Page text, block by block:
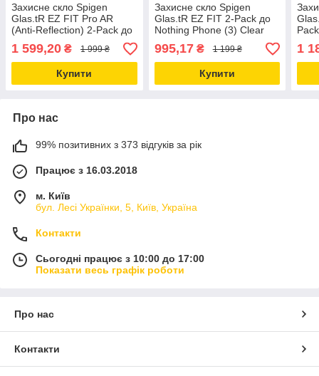
Захисне скло Spigen
Glas.tR EZ FIT Pro AR
(Anti-Reflection) 2-Pack до
Samsung Galaxy S26 Ultra
Matte Clear (AGL11069)
1 599,20 ₴ 1 999 ₴
Купити
Захисне скло Spigen
Glas.tR EZ FIT 2-Pack до
Nothing Phone (3) Clear
(AGL10165)
995,17₴ 1 199 ₴
Купити
S26
1
Про нас
99% позитивних з 373 відгуків за рік
Працює з 16.03.2018
м. Київ
бул. Лесі Українки, 5, Київ, Україна
Контакти
Сьогодні працює з 10:00 до 17:00
Показати весь графік роботи
Про нас
Контакти